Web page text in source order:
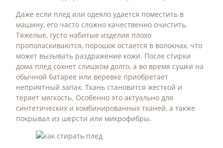
Даже если плед или одеяло удается поместить в
машину, его часто сложно качественно очистить.
Тяжелые, густо набитые изделия плохо
прополаскиваются, порошок остается в волокнах, что
может вызывать раздражение кожи. После стирки
дома плед сохнет слишком долго, а во время сушки на
обычной батарее или веревке приобретает
неприятный запах. Ткань становится жесткой и
теряет мягкость. Особенно это актуально для
синтетических и комбинированных тканей, а также
покрывал из шерсти или микрофибры.